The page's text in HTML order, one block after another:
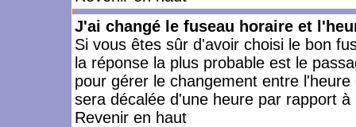
J'ai changé le fuseau horaire et
Si vous êtes sûr d'avoir choisi le bon
la réponse la plus probable est le
pour gérer le changement entre
sera décalée d'une heure par rapport à
Revenir en haut